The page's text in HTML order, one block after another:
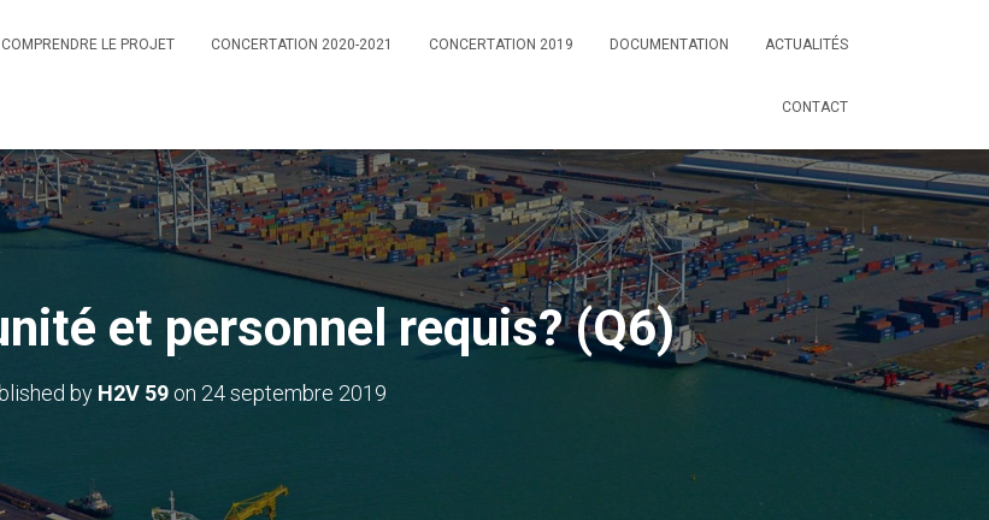
COMPRENDRE LE PROJET CONCERTATION 2020-2021 CONCERTATION 2019 DOCUMENTATION ACTUALITÉS
CONTACT
et personnel requis? (Q6)
by H2V 59 on 24 septembre 2019